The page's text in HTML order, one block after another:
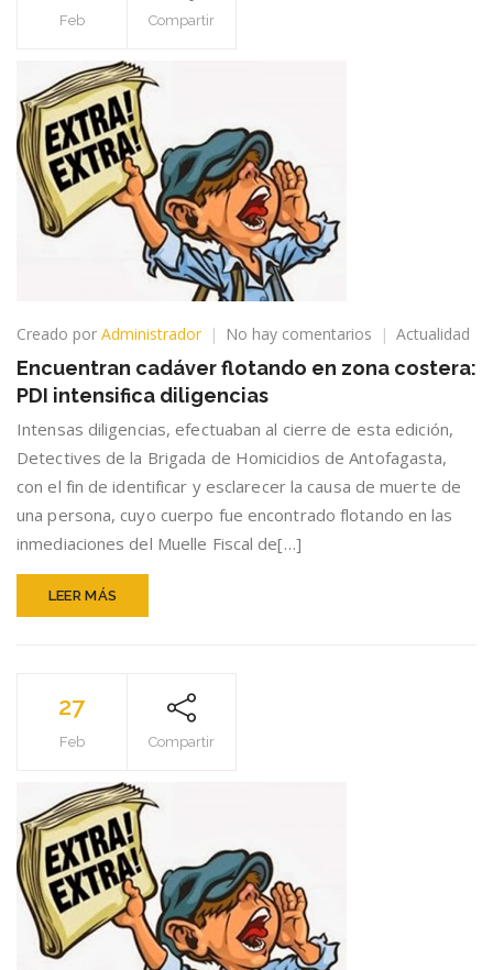
Feb Compartir
Creado por Administrador No hay comentarios
en
cadáver
en
zona
costera:
PDI
intensifica
Actualidad
Encuentran cadáver flotando en zona costera:
PDI intensifica diligencias
Intensas diligencias, efectuaban al cierre de esta edición,
Detectives de la Brigada de Homicidios de Antofagasta,
con el fin de identificar y esclarecer la causa de muerte de
una persona, cuyo cuerpo fue encontrado flotando en las
inmediaciones del Muelle Fiscal de[…]
LEER MÁS
27
Feb Compartir